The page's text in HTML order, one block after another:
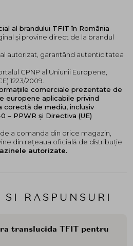
RASPUNSURI
translucida TFIT pentru
un efect sinergic remarcabil cu
Uniformizeaza textura pielii si
potrivita pentru corectarea
deschis.
al brandului TFIT în România
și provine direct de la brandul
autorizat, garantând autenticitatea
CPNP al Uniunii Europene,
1223/2009.
comerciale prezentate de
europene aplicabile privind
corectă de mediu, inclusiv
– PPWR și Directiva (UE)
a comanda din orice magazin,
din rețeaua oficială de distribuție
autorizate.